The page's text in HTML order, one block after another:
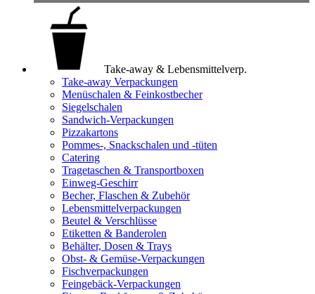
Take-away & Lebensmittelverp.
Take-away Verpackungen
Menüschalen & Feinkostbecher
Siegelschalen
Sandwich-Verpackungen
Pizzakartons
Pommes-, Snackschalen und -tüten
Catering
Tragetaschen & Transportboxen
Einweg-Geschirr
Becher, Flaschen & Zubehör
Lebensmittelverpackungen
Beutel & Verschlüsse
Etiketten & Banderolen
Behälter, Dosen & Trays
Obst- & Gemüse-Verpackungen
Fischverpackungen
Feingebäck-Verpackungen